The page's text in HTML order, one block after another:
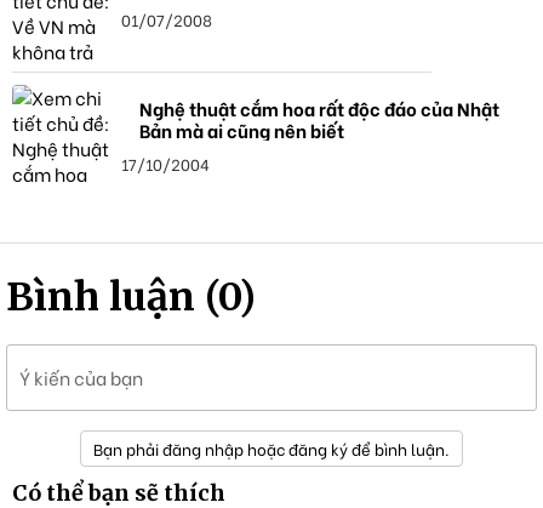
01/07/2008
Nghệ thuật cắm hoa rất độc đáo của Nhật
Bản mà ai cũng nên biết
17/10/2004
Bình luận (0)
Ý kiến của bạn
Bạn phải đăng nhập hoặc đăng ký để bình luận.
Có thể bạn sẽ thích